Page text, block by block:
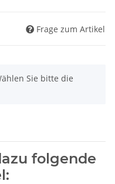
Frage zum Artikel
Sie bitte die
folgende